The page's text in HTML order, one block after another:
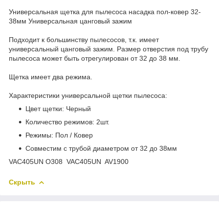
Универсальная щетка для пылесоса насадка пол-ковер 32-
38мм Универсальная цанговый зажим
Подходит к большинству пылесосов, т.к. имеет
универсальный цанговый зажим. Размер отверстия под трубу
пылесоса может быть отрегулирован от 32 до 38 мм.
Щетка имеет два режима.
Характеристики универсальной щетки пылесоса:
Цвет щетки: Черный
Количество режимов: 2шт.
Режимы: Пол / Ковер
Совместим с трубой диаметром от 32 до 38мм
VAC405UN O308 VAC405UN AV1900
Скрыть